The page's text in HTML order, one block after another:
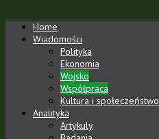
Home
Wiadomości
Polityka
Ekonomia
Wojsko
Współpraca
Kultura i społeczeństwo
Analityka
Artykuly